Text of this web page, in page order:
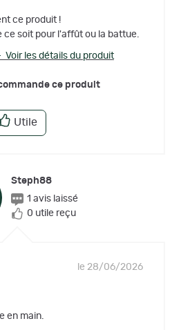
ce produit !
ce soit pour l'affût ou la battue.
les détails du produit
ce produit
Utile
Steph88
1 avis laissé
0 utile reçu
le 28/06/2026
en main.